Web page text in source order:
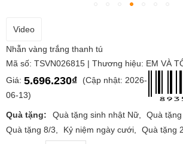
Video
Nhẫn vàng trắng thanh tú
Mã số: TSVN026815 | Thương hiệu: EM VÀ
Giá: 5.696.230₫
(Cập nhật: 2026-
06-13)
Quà tặng: Quà tặng sinh nhật Nữ
Quà
Quà tặng 8/3
Kỷ niệm ngày cưới Quà tặng